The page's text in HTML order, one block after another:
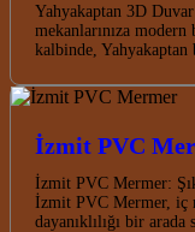
Yahyakaptan 3D
mekanlarınıza
kalbinde, Yahyakaptan
İzmit PVC
İzmit PVC Mermer:
İzmit PVC Mermer, iç
dayanıklılığı bir arada